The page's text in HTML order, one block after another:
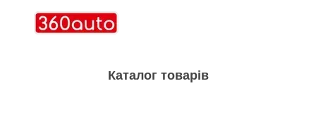
Каталог товарів